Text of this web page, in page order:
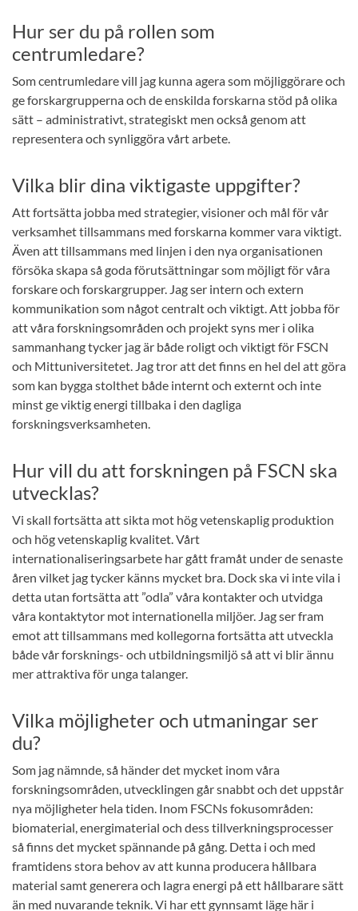
Hur ser du på rollen som
centrumledare?
Som centrumledare vill jag kunna agera som möjliggörare och
ge forskargrupperna och de enskilda forskarna stöd på olika
sätt – administrativt, strategiskt men också genom att
representera och synliggöra vårt arbete.
Vilka blir dina viktigaste uppgifter?
Att fortsätta jobba med strategier, visioner och mål för vår
verksamhet tillsammans med forskarna kommer vara viktigt.
Även att tillsammans med linjen i den nya organisationen
försöka skapa så goda förutsättningar som möjligt för våra
forskare och forskargrupper. Jag ser intern och extern
kommunikation som något centralt och viktigt. Att jobba för
att våra forskningsområden och projekt syns mer i olika
sammanhang tycker jag är både roligt och viktigt för FSCN
och Mittuniversitetet. Jag tror att det finns en hel del att göra
som kan bygga stolthet både internt och externt och inte
minst ge viktig energi tillbaka i den dagliga
forskningsverksamheten.
Hur vill du att forskningen på FSCN ska
utvecklas?
Vi skall fortsätta att sikta mot hög vetenskaplig produktion
och hög vetenskaplig kvalitet. Vårt
internationaliseringsarbete har gått framåt under de senaste
åren vilket jag tycker känns mycket bra. Dock ska vi inte vila i
detta utan fortsätta att ”odla” våra kontakter och utvidga
våra kontaktytor mot internationella miljöer. Jag ser fram
emot att tillsammans med kollegorna fortsätta att utveckla
både vår forsknings- och utbildningsmiljö så att vi blir ännu
mer attraktiva för unga talanger.
Vilka möjligheter och utmaningar ser
du?
Som jag nämnde, så händer det mycket inom våra
forskningsområden, utvecklingen går snabbt och det uppstår
nya möjligheter hela tiden. Inom FSCNs fokusområden:
biomaterial, energimaterial och dess tillverkningsprocesser
så finns det mycket spännande på gång. Detta i och med
framtidens stora behov av att kunna producera hållbara
material samt generera och lagra energi på ett hållbarare sätt
än med nuvarande teknik. Vi har ett gynnsamt läge här i